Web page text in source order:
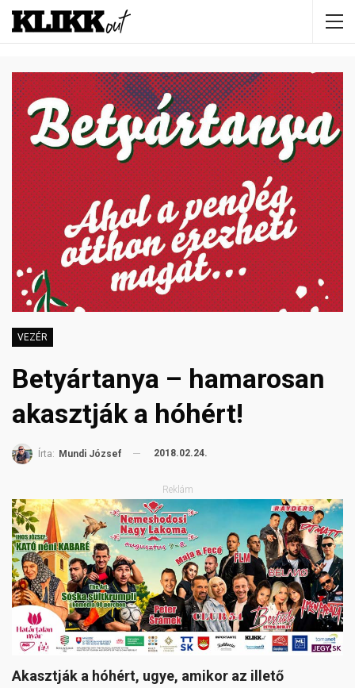
VEZÉR
Betyártanya – hamarosan
akasztják a hóhért!
Írta: Mundi József 2018.02.24.
Reklám
Akasztják a hóhért, ugye, amikor az illető